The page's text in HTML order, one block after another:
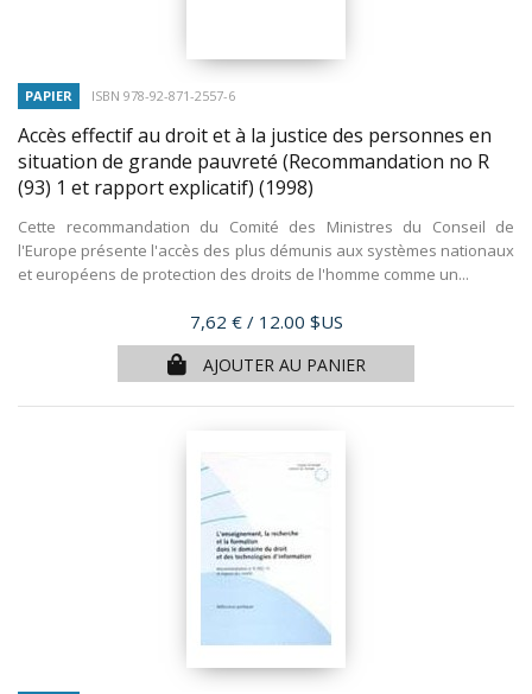
PAPIER ISBN 978-92-871-2557-6
Accès effectif au droit et à la justice des personnes en
situation de grande pauvreté (Recommandation no R
(93) 1 et rapport explicatif) (1998)
Cette recommandation du Comité des Ministres du Conseil de
l'Europe présente l'accès des plus démunis aux systèmes nationaux
et européens de protection des droits de l'homme comme un...
Prix
7,62 € / 12.00 $US
AJOUTER AU PANIER